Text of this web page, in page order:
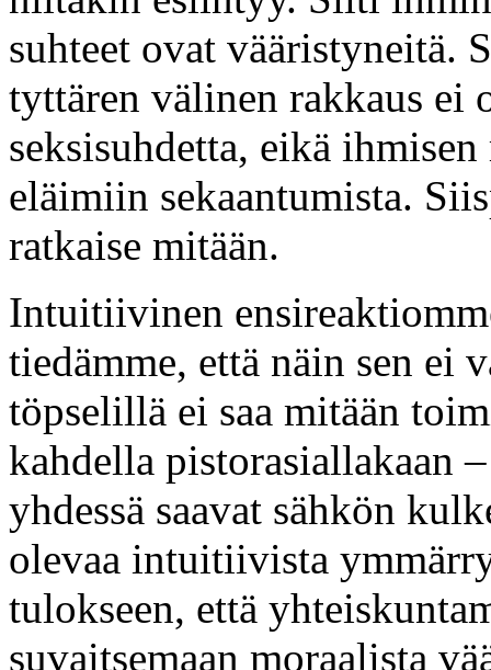
suhteet ovat vääristyneitä.
tyttären välinen rakkaus ei
seksisuhdetta, eikä
eläimiin sekaantumista.
ratkaise mitään.
Intuitiivinen
tiedämme, että näin sen ei
töpselillä ei saa mitään
kahdella pistorasiallakaan
yhdessä saavat sähkön
olevaa intuitiivista
tulokseen, että
suvaitsemaan moraalista